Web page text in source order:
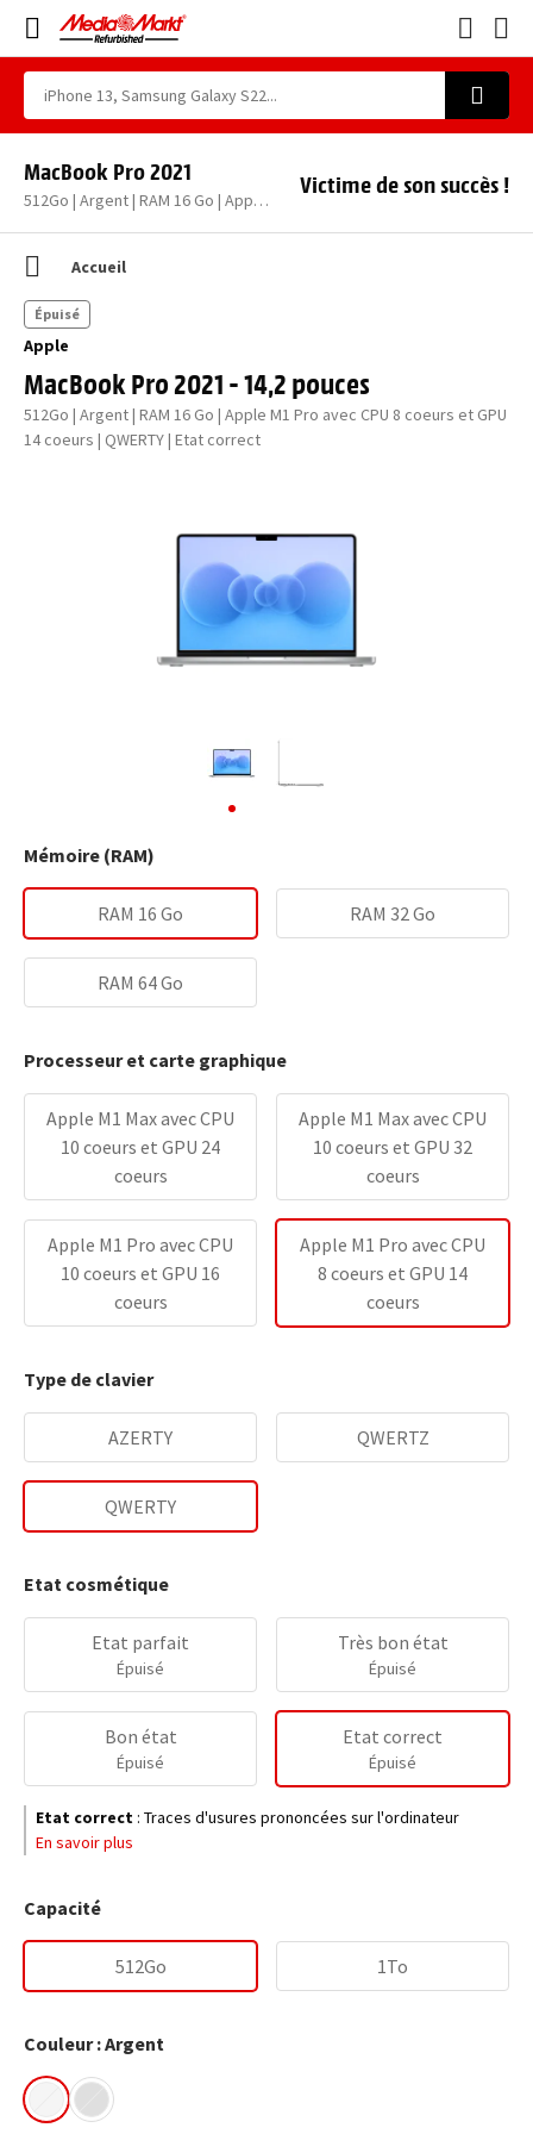
MacBook Pro 2021
512Go | Argent | RAM 16 Go | Apple M1 Pro avec CPU 8 coeurs et GPU 14 coeurs | QWERTY | Etat correct
Victime de son succès !
Accueil
Apple
MacBook Pro 2021 - 14,2 pouces
512Go | Argent | RAM 16 Go | Apple M1 Pro avec CPU 8 coeurs et GPU
14 coeurs | QWERTY | Etat correct
Épuisé
Mémoire (RAM)
RAM 16 Go RAM 32 Go
RAM 64 Go
Processeur et carte graphique
Apple M1 Max avec CPU
10 coeurs et GPU 24
coeurs
Apple M1 Max avec CPU
10 coeurs et GPU 32
coeurs
Apple M1 Pro avec CPU
10 coeurs et GPU 16
coeurs
Apple M1 Pro avec CPU
8 coeurs et GPU 14
coeurs
Type de clavier
AZERTY QWERTZ
QWERTY
Etat cosmétique
Etat parfait
Épuisé
Très bon état
Épuisé
Bon état
Épuisé
Etat correct
Épuisé
Etat correct : Traces d'usures prononcées sur l'ordinateur
En savoir plus
Capacité
512Go 1To
Couleur : Argent